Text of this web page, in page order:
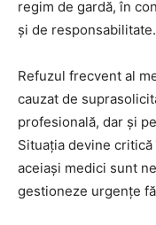
regim de gardă, în
și de responsabilitate.
Refuzul frecvent al
cauzat de
profesională, dar și
Situația devine
aceiași medici sunt
gestioneze urgențe